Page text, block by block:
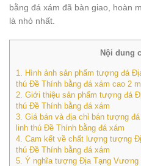
bằng đá xám đã bàn giao, hoàn
là nhỏ nhất.
Nội dung
1.
Hình ảnh sản phẩm tượng đá
thú Đề Thính bằng đá xám cao 2
2. Giới thiệu sản phẩm tượng đá
thú Đề Thính bằng đá xám
3. Giá bán và địa chỉ bán tượng
linh thú Đề Thính bằng đá xám
4. Cam kết về chất lượng tượng
thú Đề Thính bằng đá xám
5. Ý nghĩa tượng Địa Tạng